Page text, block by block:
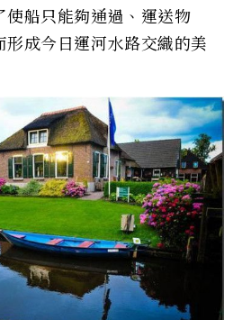
使船只能夠通過、運送物
成今日運河水路交織的美